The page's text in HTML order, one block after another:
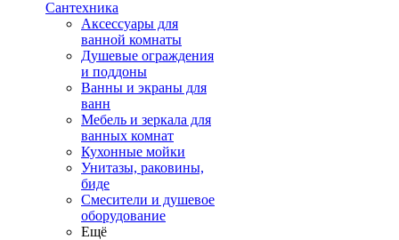
Сантехника
Аксессуары для
ванной комнаты
Душевые ограждения
и поддоны
Ванны и экраны для
ванн
Мебель и зеркала для
ванных комнат
Кухонные мойки
Унитазы, раковины,
биде
Смесители и душевое
оборудование
Ещё